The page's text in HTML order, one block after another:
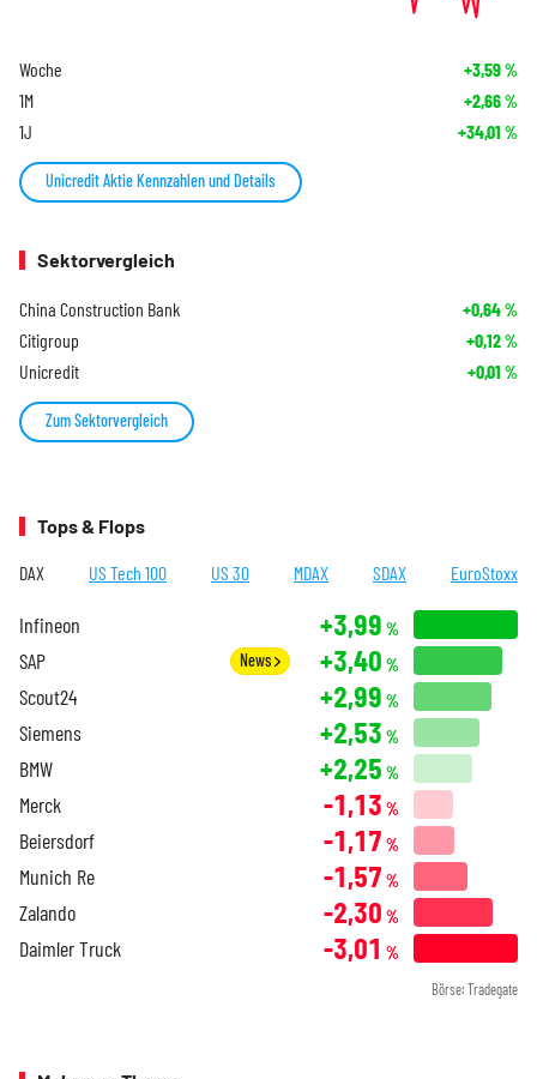
Woche +3,59%
1M +2,66%
1J +34,01 %
Unicredit Aktie Kennzahlen und Details
Sektorvergleich
China Construction Bank +0,64%
Citigroup +0,12%
Unicredit +0,01 %
Zum Sektorvergleich
Tops & Flops
DAX US Tech 100 US 30 MDAX SDAX EuroStoxx
Infineon +3,99 %
SAP News +3,40 %
Scout24 +2,99 %
Siemens +2,53 %
BMW +2,25 %
Merck -1,13 %
Beiersdorf -1,17 %
Munich Re -1,57 %
Zalando -2,30 %
Daimler Truck -3,01 %
Börse: Tradegate